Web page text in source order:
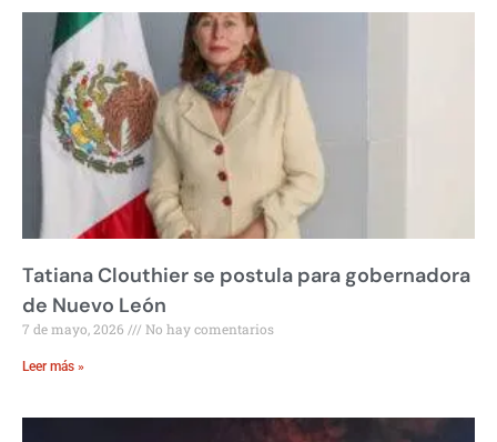
Tatiana Clouthier se postula para gobernadora
de Nuevo León
7 de mayo, 2026 No hay comentarios
Leer más »